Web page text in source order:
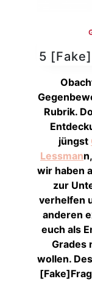
5
Rubrik.
jüngst
Lessman
wir haben
zur
verhelfen
anderen
euch als
Grades
wollen.